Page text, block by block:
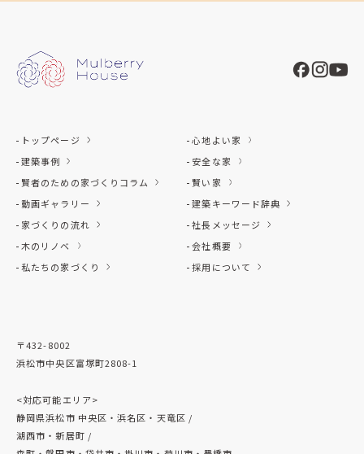
トップページ
建築事例
賢者のための家づくりコラム
動画ギャラリー
家づくりの流れ
木のリノベ
私たちの家づくり
心地よい家
安全な家
賢い家
建築キーワード辞典
社長メッセージ
会社概要
採用について
〒432-8002
浜松市中央区富塚町2808-1
<対応可能エリア>
静岡県浜松市 中央区・浜名区・天竜区 /
湖西市・新居町 /